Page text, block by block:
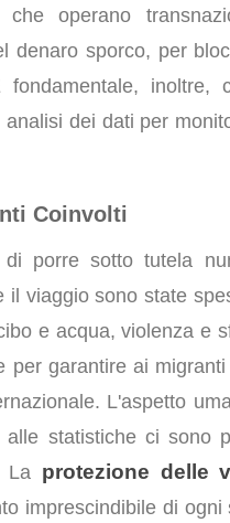
che operano
denaro sporco, per
inoltre,
dei dati per
Coinvolti
di porre sotto tutela
il viaggio sono state
e acqua, violenza e
per garantire ai
L'aspetto
statistiche ci sono
La protezione delle
imprescindibile di